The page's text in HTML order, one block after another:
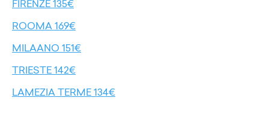
FIRENZE 135€
ROOMA 169€
MILAANO 151€
TRIESTE 142€
LAMEZIA TERME 134€